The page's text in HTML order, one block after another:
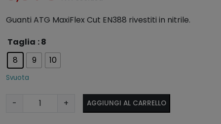
Guanti ATG MaxiFlex Cut EN388 rivestiti in nitrile.
Taglia : 8
8
9 10
Svuota
- + AGGIUNGI AL CARRELLO
A
lt
r